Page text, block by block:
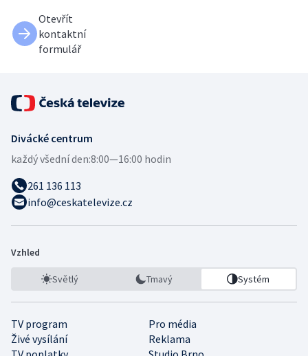
Otevřít
kontaktní
formulář
Divácké centrum
každý všední den:8:00—16:00 hodin
261 136 113
info@ceskatelevize.cz
Vzhled
Světlý Tmavý Systém
TV program
Pro média
Živé vysílání
Reklama